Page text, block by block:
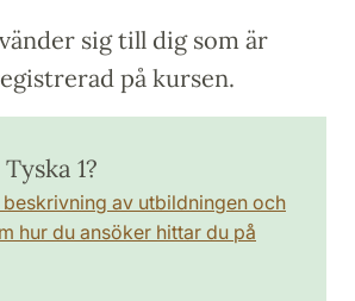
sig till dig som är
på kursen.
1?
av utbildningen och
hur du ansöker hittar du på